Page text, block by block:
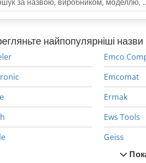
найпопулярніші
Emco
Emcomat
Ermak
Ews Tools
Geiss